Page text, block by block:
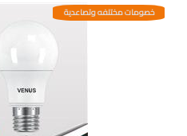
خصومات مختلفه وتصاعدية